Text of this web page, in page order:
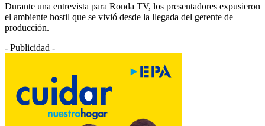
Durante una entrevista para Ronda TV, los presentadores expusieron
el ambiente hostil que se vivió desde la llegada del gerente de
producción.
- Publicidad -